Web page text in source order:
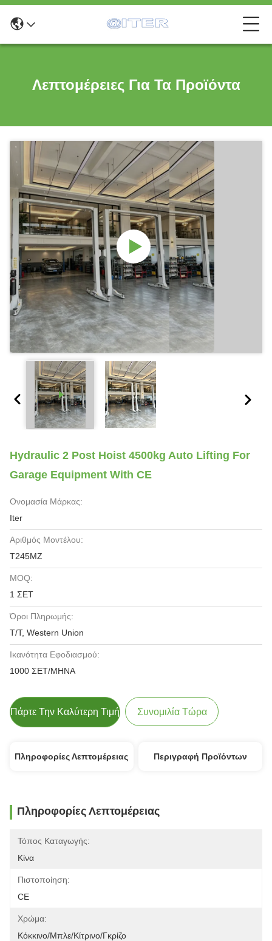
Λεπτομέρειες Για Τα Προϊόντα
Hydraulic 2 Post Hoist 4500kg Auto Lifting For
Garage Equipment With CE
Ονομασία Μάρκας:
Iter
Αριθμός Μοντέλου:
T245MZ
MOQ:
1 ΣΕΤ
Όροι Πληρωμής:
T/T, Western Union
Ικανότητα Εφοδιασμού:
1000 ΣΕΤ/ΜΗΝΑ
Πάρτε Την Καλύτερη Τιμή Συνομιλία Τώρα
Πληροφορίες Λεπτομέρειας Περιγραφή Προϊόντων
Πληροφορίες Λεπτομέρειας
Τόπος Καταγωγής:
Κίνα
Πιστοποίηση:
CE
Χρώμα:
Κόκκινο/μπλε/κίτρινο/γκρίζο